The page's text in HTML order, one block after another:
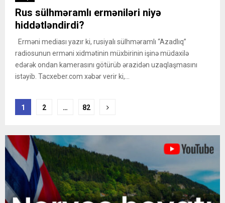
Rus sülhməramlı erməniləri niyə
hiddətləndirdi?
Erməni mediası yazır ki, rusiyalı sülhməramlı “Azadlıq”
radiosunun erməni xidmətinin müxbirinin işinə müdaxilə
edərək ondan kamerasını götürüb ərazidən uzaqlaşmasını
istəyib. Tacxeber.com xəbər verir ki,...
Posts
1 2 … 82